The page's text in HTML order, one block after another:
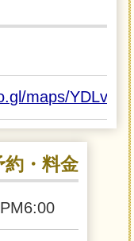
maps/
約・料金